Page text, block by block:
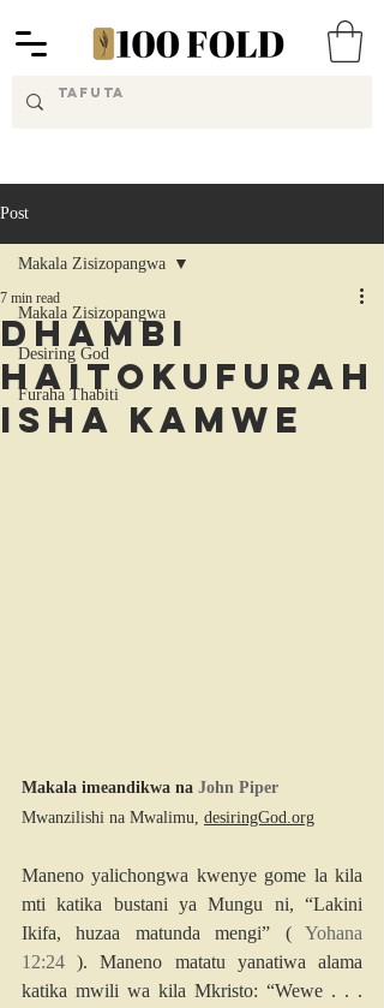
Post
Makala Zisizopangwa
Desiring God
Furaha Thabiti
Makala Zisizopangwa
Dhambi
Haitokufurah
isha Kamwe
7 min read
Makala imeandikwa na John Piper
Mwanzilishi na Mwalimu, desiringGod.org
Maneno yalichongwa kwenye gome la kila
mti katika bustani ya Mungu ni, “Lakini
Ikifa, huzaa matunda mengi” ( Yohana
12:24 ). Maneno matatu yanatiwa alama
katika mwili wa kila Mkristo: “Wewe . . .